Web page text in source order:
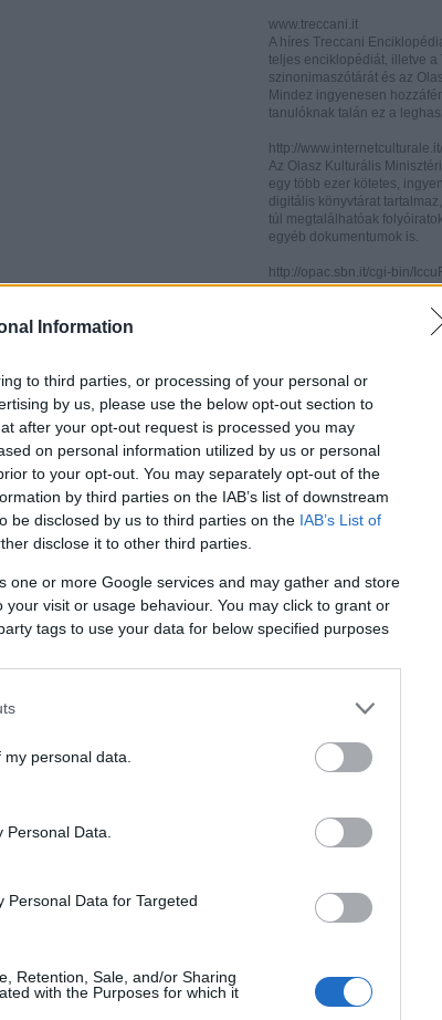
Information
to third parties, or processing of your personal or
by us, please use the below opt-out section to
after your opt-out request is processed you may
on personal information utilized by us or personal
to your opt-out. You may separately opt-out of the
by third parties on the IAB’s list of downstream
be disclosed by us to third parties on the IAB’s List of
disclose it to other third parties.
one or more Google services and may gather and store
visit or usage behaviour. You may click to grant or
tags to use your data for below specified purposes
personal data.
Data.
Personal Data for Targeted
Retention, Sale, and/or Sharing
with the Purposes for which it
www.treccani.it
A híres Treccani
teljes enciklopédiát, illetve a
szinonimaszótárát és az
Mindez ingyenesen
tanulóknak talán ez a
http://
Az Olasz Kulturális
egy több ezer kötetes,
digitális könyvtárat
túl megtalálhatóak
egyéb dokumentumok is.
http://opac.sbn.it/cgi-bin/
Az ICCU (Istituto Centrale
keresőrendszere. Hasznos
hogy hol lelhető fel egy-egy
http://books.google.it/
A könyveknek és
kincseskamrája ez,
Ezen az oldalon
letölthetőek minden
között olaszoknak is – az
könyvtáraiban digitalizált,
könyvei. Egy Google vagy
létrehozhatja és
könyvtárát. A honlapon
olasz irodalomtörténeti
Girolamo Tiraboschi
(1834), Giuseppe Maffei
(1859), Paolo Emiliani-
(1865) vagy Francesco De
2.495 e-könyv, 6.320 zenei
hangoskönyv segíthet az
elsajátításában.
http://
Az előzőhöz nagyon
formátumú olasz irodalmi
életrajzával gazdagítva.
Antonio Piromalli
irodalomtörténet-e (Storia
digitális keresőprogrammal
http://www3.unibo.it/
«Bollettino '900». A
Tanszékének online folyóirata.